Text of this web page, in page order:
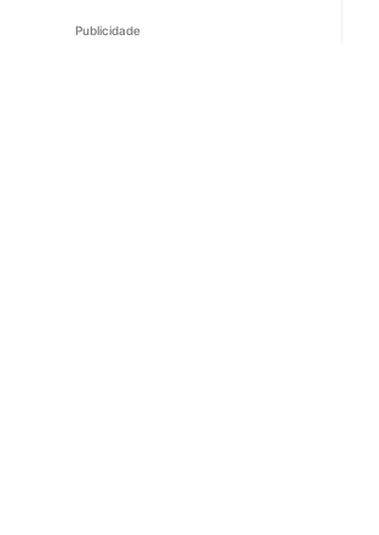
Publicidade